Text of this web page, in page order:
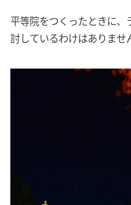
平等院をつくったときに
討しているわけはありませ